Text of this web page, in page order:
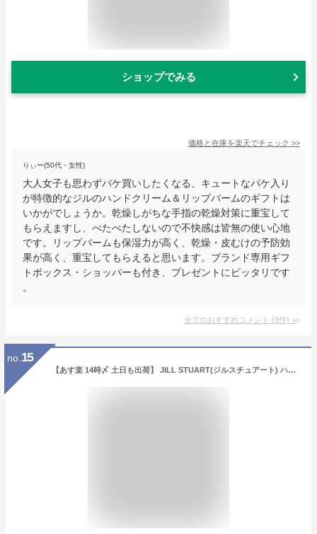
ショップでみる
価格と在庫を楽天でチェック >>
りぃー(50代・女性)
大人女子も思わずパケ買いしたくなる、キュートなパケ入り
が特徴的なジルのハンドクリーム＆リップバームのギフトは
いかがでしょうか。乾燥しがちな手指の乾燥対策に重宝して
もらえますし、べたべたしないので不快感は皆無の使い心地
です。リップバームも保湿力が高く、乾燥・皮むけの予防効
果が高く、重宝してもらえると思います。ブランド専用ギフ
トボックス・ショッパーも付き、プレゼントにピッタリです
。
全てのおすすめコメント (9件) >
no. 15
【あす楽 14時〆 土日も出荷】 JILL STUART(ジルスチュアート) ハンカチ＆ハンドクリーム ギフトセット